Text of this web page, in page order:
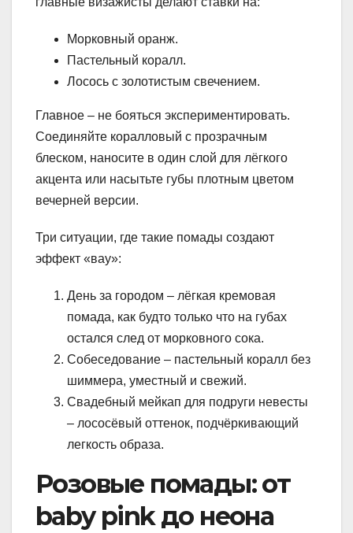
Морковный оранж.
Пастельный коралл.
Лосось с золотистым свечением.
Главное – не бояться экспериментировать.
Соединяйте коралловый с прозрачным
блеском, наносите в один слой для лёгкого
акцента или насытьте губы плотным цветом
вечерней версии.
Три ситуации, где такие помады создают
эффект «вау»:
День за городом – лёгкая кремовая
помада, как будто только что на губах
остался след от морковного сока.
Собеседование – пастельный коралл без
шиммера, уместный и свежий.
Свадебный мейкап для подруги невесты
– лососёвый оттенок, подчёркивающий
легкость образа.
Розовые помады: от
baby pink до неона